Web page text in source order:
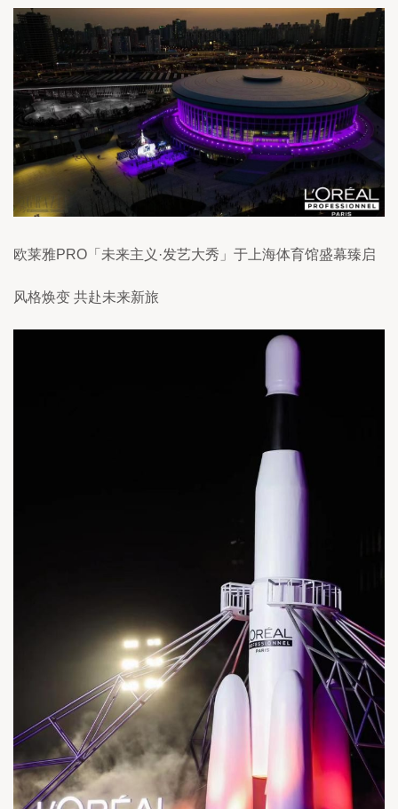
欧莱雅PRO「未来主义·发艺大秀」于上海体育馆盛幕臻启
风格焕变 共赴未来新旅